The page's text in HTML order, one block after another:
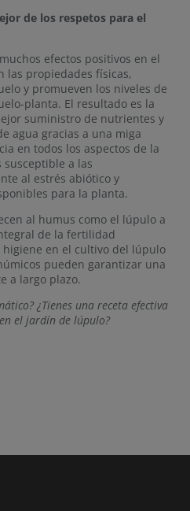
de los respetos para el
efectos positivos en el
las propiedades físicas,
y promueven los niveles de
planta. El resultado es la
suministro de nutrientes y
agua gracias a una miga
en todos los aspectos de la
susceptible a las
al estrés abiótico y
para la planta.
al humus como el lúpulo a
de la fertilidad
en el cultivo del lúpulo
pueden garantizar una
a largo plazo.
¿Tienes una receta efectiva
el jardín de lúpulo?